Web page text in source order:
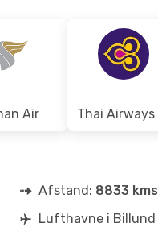
Air
Afstand: 8833 kms
Lufthavne i Billund